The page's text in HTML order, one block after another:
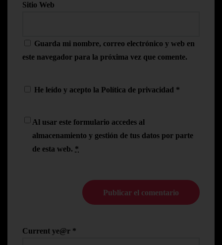
Sitio Web
Guarda mi nombre, correo electrónico y web en
este navegador para la próxima vez que comente.
He leído y acepto la Política de privacidad *
Al usar este formulario accedes al
almacenamiento y gestión de tus datos por parte
de esta web. *
Current ye@r *